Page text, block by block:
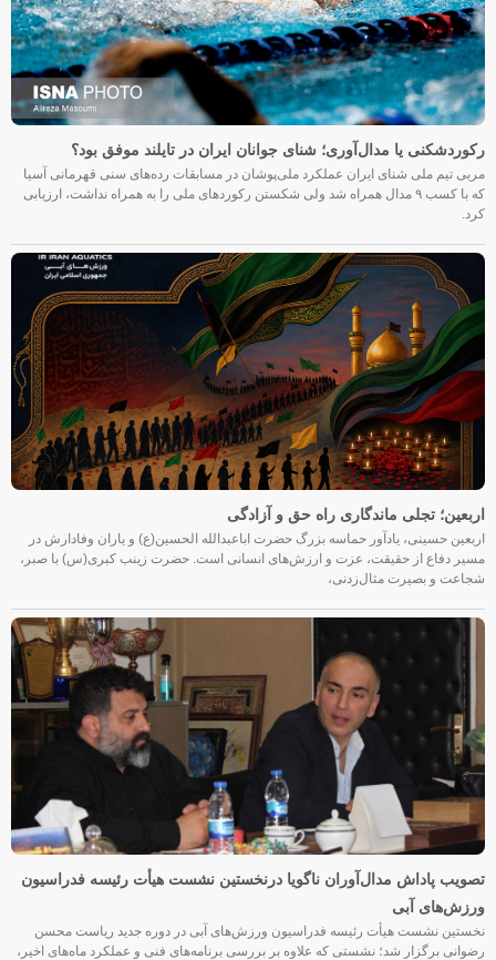
رکوردشکنی یا مدال‌آوری؛ شنای جوانان ایران در تایلند موفق بود؟
مربی تیم ملی شنای ایران عملکرد ملی‌پوشان در مسابقات رده‌های سنی قهرمانی آسیا
که با کسب ۹ مدال همراه شد ولی شکستن رکوردهای ملی را به همراه نداشت، ارزیابی
کرد.
اربعین؛ تجلی ماندگاری راه حق و آزادگی
اربعین حسینی، یادآور حماسه بزرگ حضرت اباعبدالله الحسین(ع) و یاران وفادارش در
مسیر دفاع از حقیقت، عزت و ارزش‌های انسانی است. حضرت زینب کبری(س) با صبر،
شجاعت و بصیرت مثال‌زدنی،
تصویب پاداش مدال‌آوران ناگویا درنخستین نشست هیأت رئیسه فدراسیون
ورزش‌های آبی
نخستین نشست هیأت رئیسه فدراسیون ورزش‌های آبی در دوره جدید ریاست محسن
رضوانی برگزار شد؛ نشستی که علاوه بر بررسی برنامه‌های فنی و عملکرد ماه‌های اخیر،